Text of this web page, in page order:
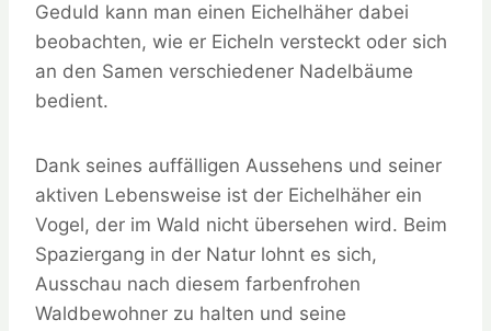
Geduld kann man einen Eichelhäher dabei
beobachten, wie er Eicheln versteckt oder sich
an den Samen verschiedener Nadelbäume
bedient.
Dank seines auffälligen Aussehens und seiner
aktiven Lebensweise ist der Eichelhäher ein
Vogel, der im Wald nicht übersehen wird. Beim
Spaziergang in der Natur lohnt es sich,
Ausschau nach diesem farbenfrohen
Waldbewohner zu halten und seine